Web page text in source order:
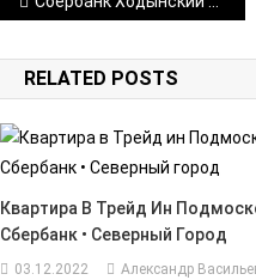
по
записям
RELATED POSTS
Квартира В Трейд Ин
Сбербанк • Северный Город
03.12.2022 Александр